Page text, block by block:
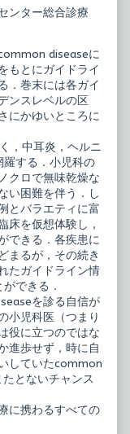
ンター総合診療
diseaseに
もとにガイドライ
．巻末には各ガイ
ンスレベルの区
にかゆいところに
，中耳炎，ヘルニ
羅する．小児科の
クロで無味乾燥な
い困難を伴う．し
とバラエティに富
床を仮想体験し，
できる．各疾患に
まるが，その続き
たガイドライン情
できる．
を診る自信が
小児科医（つまり
役に立つのではな
進歩せず，時に自
していたcommon
とないチャンス
に携わるすべての